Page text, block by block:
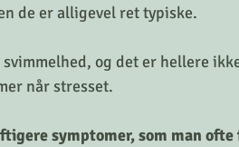
de er alligevel ret typiske.
og det er hellere
når stresset.
symptomer, som man